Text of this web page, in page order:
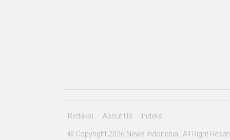
Redaksi About Us Indeks
© Copyright 2026 News Indonesia . All Right